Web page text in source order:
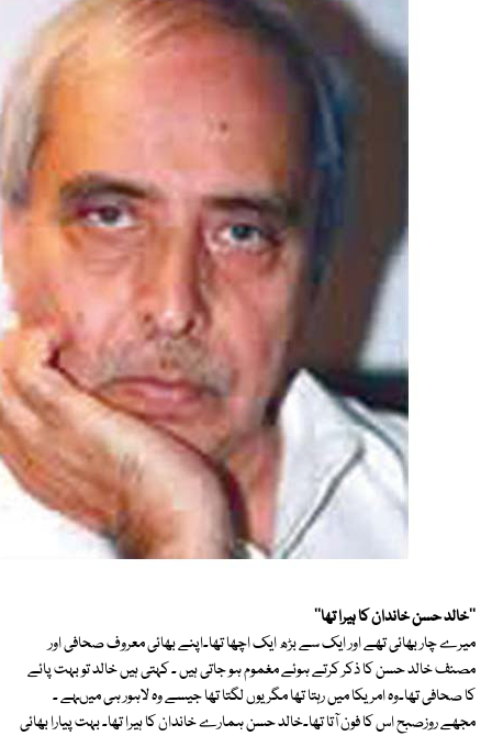
''خالد حسن خاندان کا ہیرا تھا''
میرے چار بھائی تھے اور ایک سے بڑھ ایک اچھا تھا۔اپنے بھائی معروف صحافی اور
مصنف خالد حسن کا ذکر کرتے ہوئے مغموم ہو جاتی ہیں ۔ کہتی ہیں خالد تو بہت پائے
کا صحافی تھا۔وہ امریکا میں رہتا تھا مگر یوں لگتا تھا جیسے وہ لاہور ہی میںہے ۔
مجھے روزصبح اس کا فون آتا تھا۔خالد حسن ہمارے خاندان کا ہیرا تھا۔ بہت پیارا بھائی